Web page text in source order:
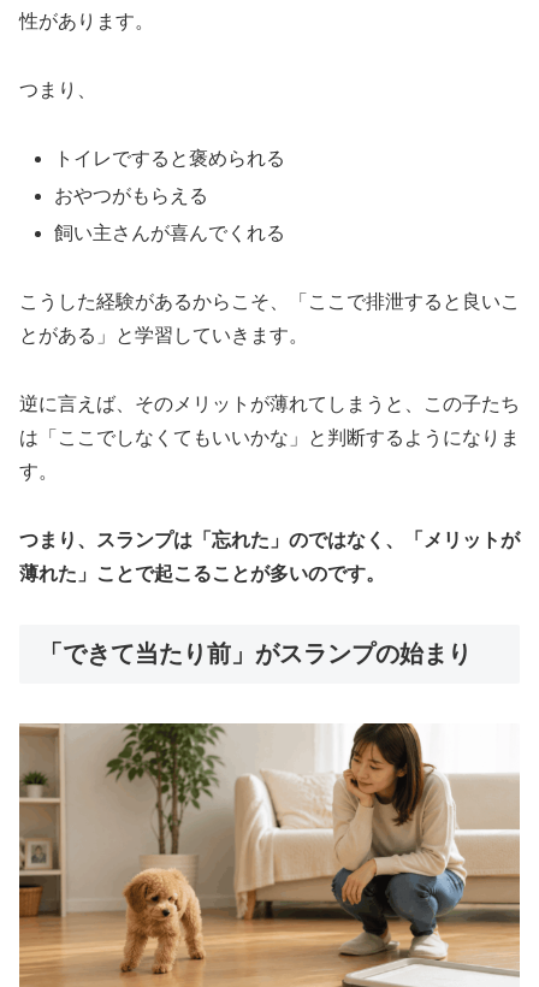
性があります。
つまり、
トイレですると褒められる
おやつがもらえる
飼い主さんが喜んでくれる
こうした経験があるからこそ、「ここで排泄すると良いこ
とがある」と学習していきます。
逆に言えば、そのメリットが薄れてしまうと、この子たち
は「ここでしなくてもいいかな」と判断するようになりま
す。
つまり、スランプは「忘れた」のではなく、「メリットが
薄れた」ことで起こることが多いのです。
「できて当たり前」がスランプの始まり